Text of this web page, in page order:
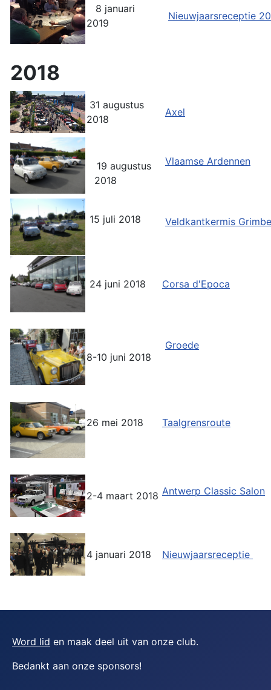
8 januari
2019
Nieuwjaarsreceptie
2018
31 augustus
2018
Axel
19 augustus
2018
Vlaamse Ardennen
15 juli 2018 Veldkantkermis
24 juni 2018 Corsa d'Epoca
8-10 juni 2018
Groede
26 mei 2018 Taalgrensroute
2-4 maart 2018 Antwerp Classic Salon
4 januari 2018 Nieuwjaarsreceptie
Word lid en maak deel uit van onze club.
Bedankt aan onze sponsors!